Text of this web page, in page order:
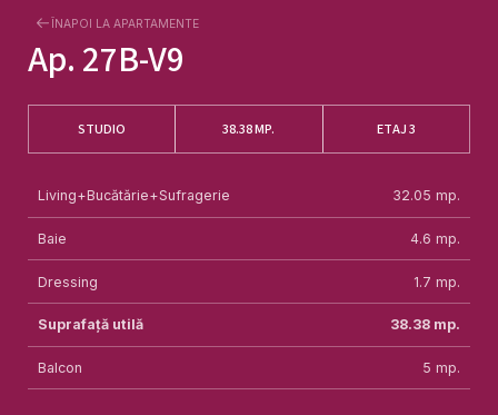
ÎNAPOI LA APARTAMENTE
Ap.27B-V9
STUDIO 38.38MP. ETAJ 3
Living+Bucătărie+Sufragerie 32.05 mp.
Baie 4.6 mp.
Dressing 1.7 mp.
Suprafață utilă 38.38mp.
Balcon 5 mp.